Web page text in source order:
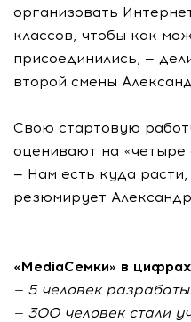
организовать
классов, чтобы как
присоединились, —
второй смены
Свою стартовую
оценивают на «четыре
— Нам есть куда
резюмирует
«MediaСемки» в
— 5 человек
— 300 человек стали